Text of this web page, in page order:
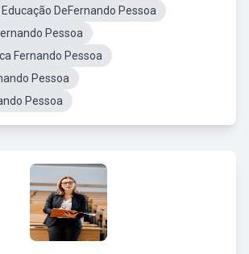
DeFernando Pessoa
Pessoa
Fernando Pessoa
Pessoa
Pessoa